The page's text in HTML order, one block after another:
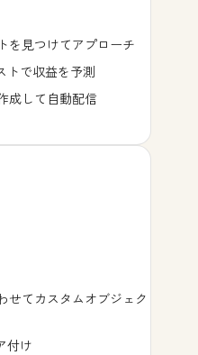
を見つけてアプローチ
トで収益を予測
成して自動配信
せてカスタムオブジェク
付け